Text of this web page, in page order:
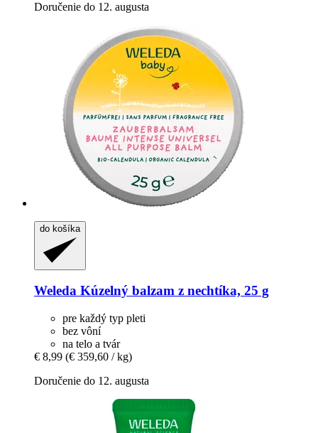
Doručenie do 12. augusta
do košíka
Weleda Kúzelný balzam z nechtíka, 25 g
pre každý typ pleti
bez vôní
na telo a tvár
€ 8,99 (€ 359,60 / kg)
Doručenie do 12. augusta